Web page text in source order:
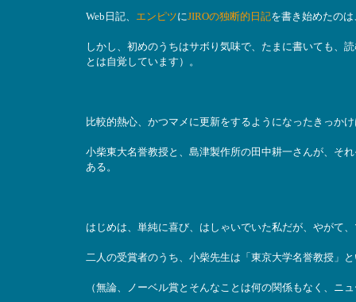
Web日記、 エンピツにJIROの独断的日記を書き始めたの
しかし、初めのうちはサボり気味で、たまに書いても、
とは自覚しています）。
比較的熱心、かつマメに更新をするようになったきっか
小柴東大名誉教授と、島津製作所の田中耕一さんが、そ
ある。
はじめは、単純に喜び、はしゃいでいた私だが、やがて
二人の受賞者のうち、小柴先生は「東京大学名誉教授」
（無論、ノーベル賞とそんなことは何の関係もなく、ニ